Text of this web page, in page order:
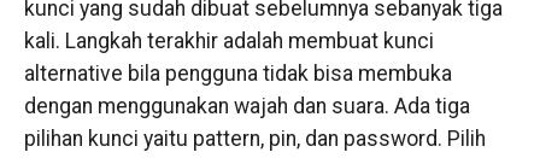
kunci yang sudah dibuat sebelumnya sebanyak tiga
kali. Langkah terakhir adalah membuat kunci
alternative bila pengguna tidak bisa membuka
dengan menggunakan wajah dan suara. Ada tiga
pilihan kunci yaitu pattern, pin, dan password. Pilih